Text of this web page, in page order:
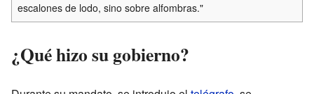
escalones de lodo, sino sobre alfombras."
¿Qué hizo su gobierno?